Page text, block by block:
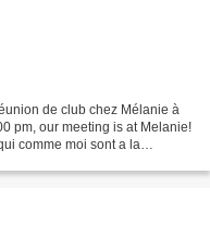
de club chez Mélanie à
pm, our meeting is at Melanie!
comme moi sont a la